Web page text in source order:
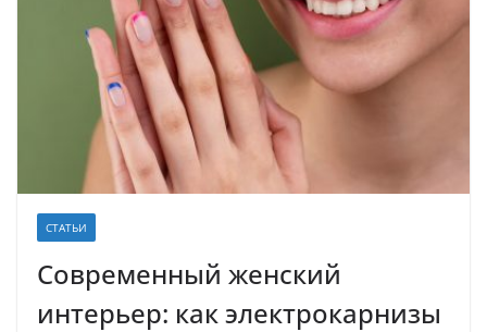
СТАТЬИ
Современный женский
интерьер: как электрокарнизы